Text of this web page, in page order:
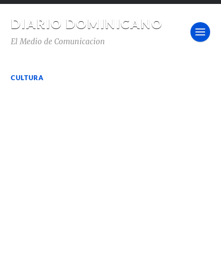
DIARIO DOMINICANO
El Medio de Comunicacion
CULTURA